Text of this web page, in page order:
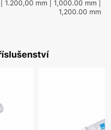
| 1.200,00 mm | 1,000.00 mm
1,200.00 mm